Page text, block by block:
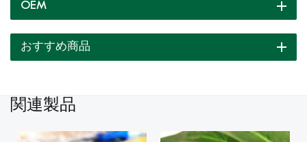
OEM
おすすめ商品
関連製品